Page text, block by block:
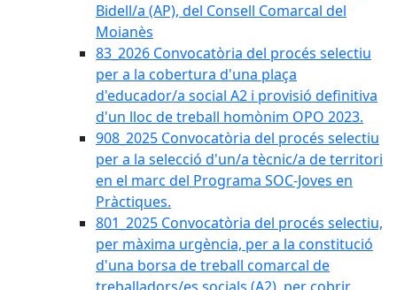
Bidell/a (AP), del Consell Comarcal del
Moianès
83_2026 Convocatòria del procés selectiu
per a la cobertura d'una plaça
d'educador/a social A2 i provisió definitiva
d'un lloc de treball homònim OPO 2023.
908_2025 Convocatòria del procés selectiu
per a la selecció d'un/a tècnic/a de territori
en el marc del Programa SOC-Joves en
Pràctiques.
801_2025 Convocatòria del procés selectiu,
per màxima urgència, per a la constitució
d'una borsa de treball comarcal de